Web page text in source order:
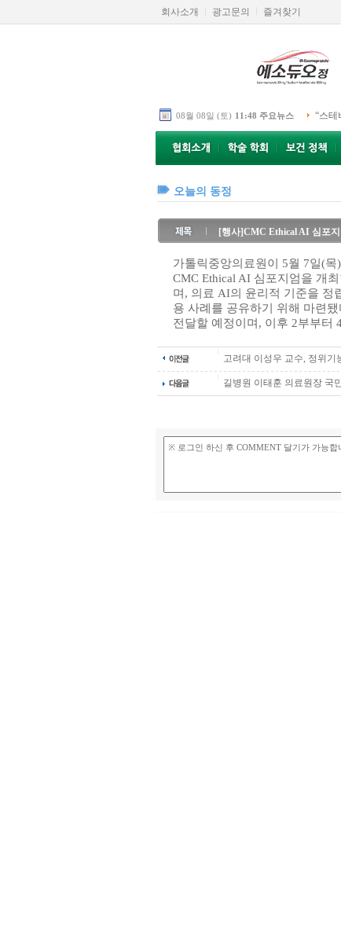
회사소개 광고문의 즐겨찾기
08월 08일 (토) 11:48 주요뉴스 “스테
오늘의 동정
[행사]CMC Ethical AI 심포지
가톨릭중앙의료원이 5월 7일(
CMC Ethical AI 심포지엄을 개
며, 의료 AI의 윤리적 기준을 정
용 사례를 공유하기 위해 마련
전달할 예정이며, 이후 2부부터
고려대 이성우 교수, 정위기
길병원 이태훈 의료원장 국